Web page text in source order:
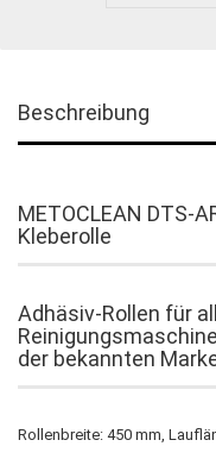
Beschreibung
METOCLEAN DTS-
Kleberolle
Adhäsiv-Rollen für
der bekannten
Rollenbreite: 450 mm,